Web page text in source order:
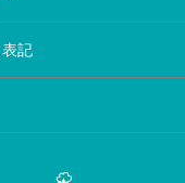
記